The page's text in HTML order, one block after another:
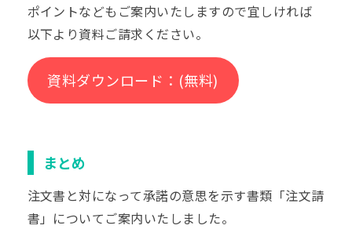
ポイントなどもご案内いたしますので宜しければ
以下より資料ご請求ください。
資料ダウンロード：(無料)
まとめ
注文書と対になって承諾の意思を示す書類「注文請
書」についてご案内いたしました。